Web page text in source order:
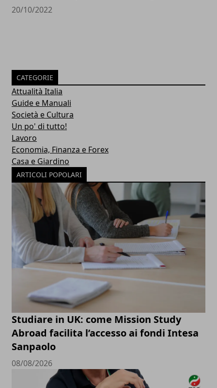
20/10/2022
CATEGORIE
Attualità Italia
Guide e Manuali
Società e Cultura
Un po' di tutto!
Lavoro
Economia, Finanza e Forex
Casa e Giardino
ARTICOLI POPOLARI
Studiare in UK: come Mission Study
Abroad facilita l’accesso ai fondi Intesa
Sanpaolo
08/08/2026